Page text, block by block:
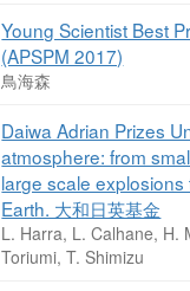
Young Scientist Best
(APSPM 2017)
鳥海森
Daiwa Adrian Prizes
atmosphere: from
large scale
Earth. 大和日英基金
L. Harra, L. Calhane, H.
Toriumi, T. Shimizu